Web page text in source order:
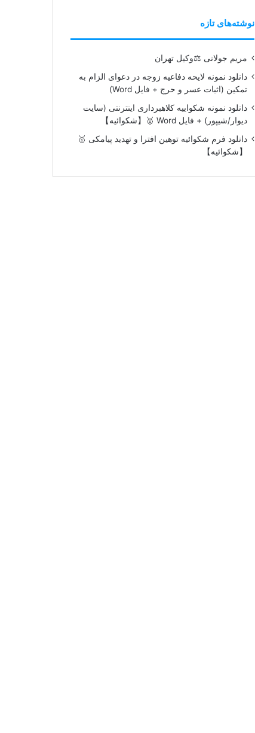
نوشته‌های تازه
مریم جولانی ⚖️وکیل تهران
دانلود نمونه لایحه دفاعیه زوجه در دعوای الزام به
تمکین (اثبات عسر و حرج + فایل Word)
دانلود نمونه شکواییه کلاهبرداری اینترنتی (سایت
دیوار/شیپور) + فایل Word 🥇【شکوائیه】
دانلود فرم شکوائیه توهین افترا و تهدید پیامکی 🥇
【شکوائیه】